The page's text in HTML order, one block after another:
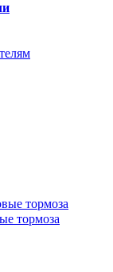
тормоза
тормоза